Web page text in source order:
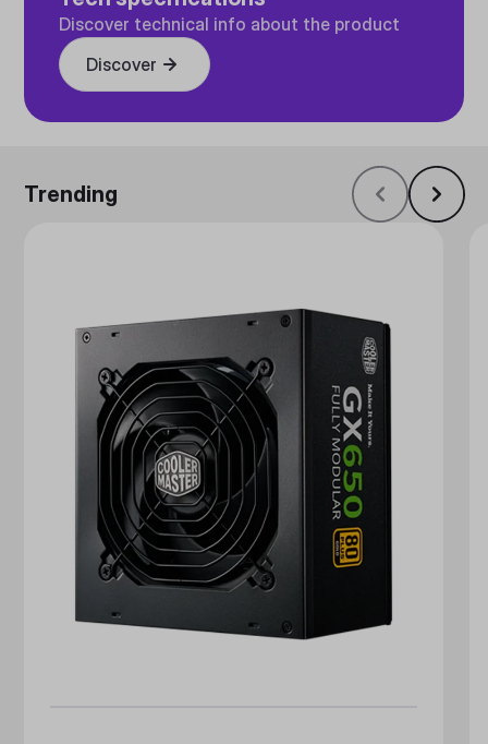
Discover technical info about the product
Discover
Trending